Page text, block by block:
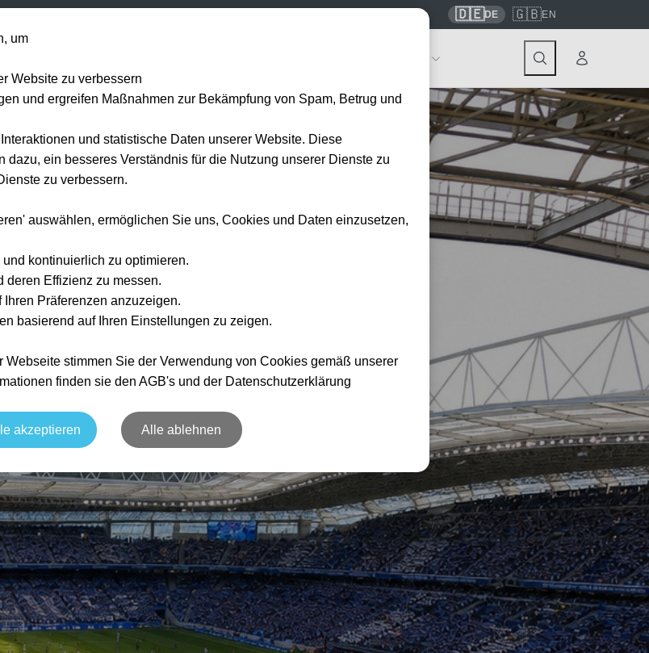
contact@tickwell-travel.de 🇩🇪DE 🇬🇧EN
um
Website zu verbessern
und ergreifen Maßnahmen zur Bekämpfung von Spam, Betrug und
und statistische Daten unserer Website. Diese
dazu, ein besseres Verständnis für die Nutzung unserer Dienste zu
zu verbessern.
auswählen, ermöglichen Sie uns, Cookies und Daten einzusetzen,
kontinuierlich zu optimieren.
deren Effizienz zu messen.
Präferenzen anzuzeigen.
basierend auf Ihren Einstellungen zu zeigen.
Webseite stimmen Sie der Verwendung von Cookies gemäß unserer
finden sie den AGB's und der Datenschutzerklärung
akzeptieren Alle ablehnen